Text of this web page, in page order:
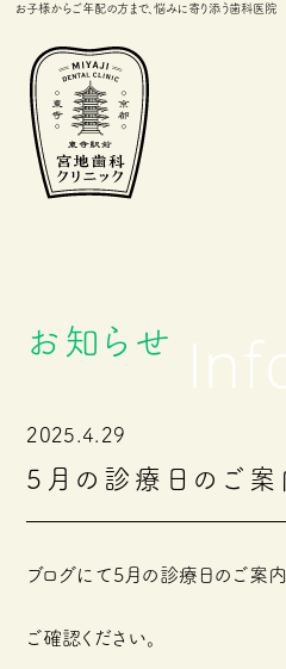
お子様からご年配の方まで、悩みに寄り添う歯科医院
お知らせ
2025.4.29
5月の診療日のご案
ブログにて5月の診療日のご案内
ご確認ください。